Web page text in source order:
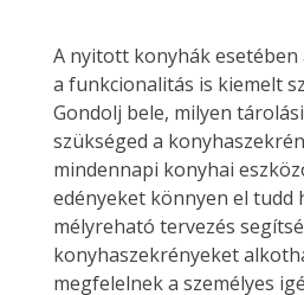
A nyitott konyhák
a funkcionalitás is kiemelt
Gondolj bele, milyen
szükséged a
mindennapi konyhai
edényeket könnyen el tudd
mélyreható tervezés
konyhaszekrényeket
megfelelnek a személyes